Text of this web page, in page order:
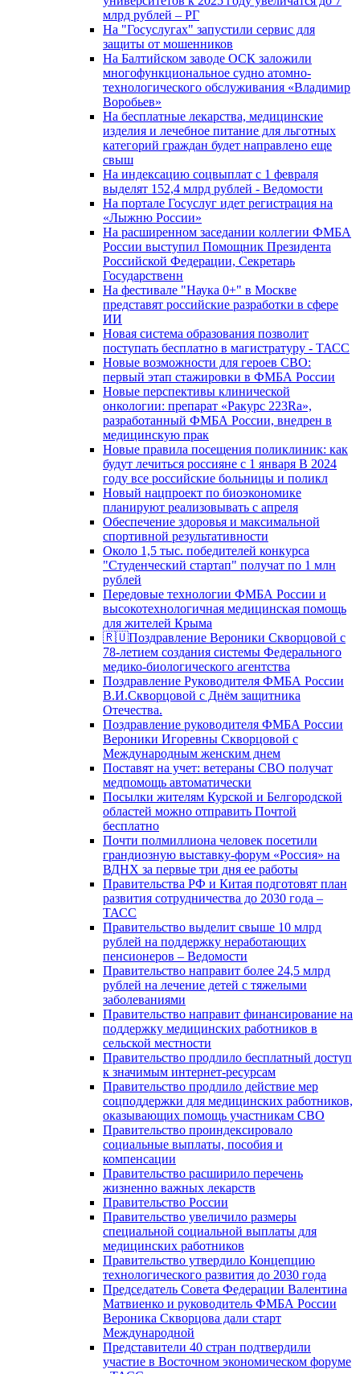
млрд рублей – РГ
На "Госуслугах" запустили сервис для
защиты от мошенников
На Балтийском заводе ОСК заложили
многофункциональное судно атомно-
технологического обслуживания «Владимир
Воробьев»
На бесплатные лекарства, медицинские
изделия и лечебное питание для льготных
категорий граждан будет направлено еще
свыш
На индексацию соцвыплат с 1 февраля
выделят 152,4 млрд рублей - Ведомости
На портале Госуслуг идет регистрация на
«Лыжню России»
На расширенном заседании коллегии ФМБА
России выступил Помощник Президента
Российской Федерации, Секретарь
Государственн
На фестивале "Наука 0+" в Москве
представят российские разработки в сфере
ИИ
Новая система образования позволит
поступать бесплатно в магистратуру - ТАСС
Новые возможности для героев СВО:
первый этап стажировки в ФМБА России
Новые перспективы клинической
онкологии: препарат «Ракурс 223Ra»,
разработанный ФМБА России, внедрен в
медицинскую прак
Новые правила посещения поликлиник: как
будут лечиться россияне с 1 января В 2024
году все российские больницы и поликл
Новый нацпроект по биоэкономике
планируют реализовывать с апреля
Обеспечение здоровья и максимальной
спортивной результативности
Около 1,5 тыс. победителей конкурса
"Студенческий стартап" получат по 1 млн
рублей
Передовые технологии ФМБА России и
высокотехнологичная медицинская помощь
для жителей Крыма
🇷🇺Поздравление Вероники Скворцовой с
78-летием создания системы Федерального
медико-биологического агентства
Поздравление Руководителя ФМБА России
В.И.Скворцовой с Днём защитника
Отечества.
Поздравление руководителя ФМБА России
Вероники Игоревны Скворцовой с
Международным женским днем
Поставят на учет: ветераны СВО получат
медпомощь автоматически
Посылки жителям Курской и Белгородской
областей можно отправить Почтой
бесплатно
Почти полмиллиона человек посетили
грандиозную выставку-форум «Россия» на
ВДНХ за первые три дня ее работы
Правительства РФ и Китая подготовят план
развития сотрудничества до 2030 года –
ТАСС
Правительство выделит свыше 10 млрд
рублей на поддержку неработающих
пенсионеров – Ведомости
Правительство направит более 24,5 млрд
рублей на лечение детей с тяжелыми
заболеваниями
Правительство направит финансирование на
поддержку медицинских работников в
сельской местности
Правительство продлило бесплатный доступ
к значимым интернет-ресурсам
Правительство продлило действие мер
соцподдержки для медицинских работников,
оказывающих помощь участникам СВО
Правительство проиндексировало
социальные выплаты, пособия и
компенсации
Правительство расширило перечень
жизненно важных лекарств
Правительство России
Правительство увеличило размеры
специальной социальной выплаты для
медицинских работников
Правительство утвердило Концепцию
технологического развития до 2030 года
Председатель Совета Федерации Валентина
Матвиенко и руководитель ФМБА России
Вероника Скворцова дали старт
Международной
Представители 40 стран подтвердили
участие в Восточном экономическом форуме